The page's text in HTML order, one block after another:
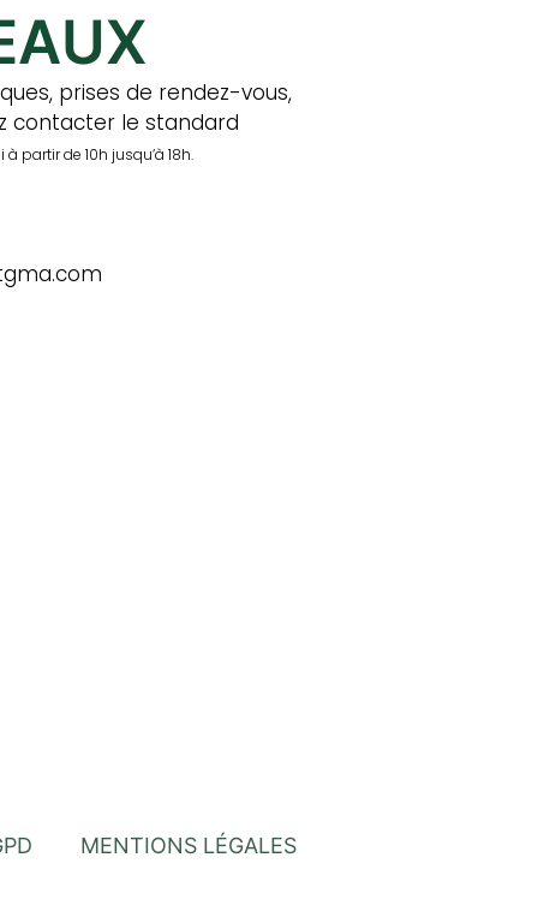
prises de rendez-vous,
contacter le standard
partir de 10h jusqu’à 18h.
MENTIONS LÉGALES